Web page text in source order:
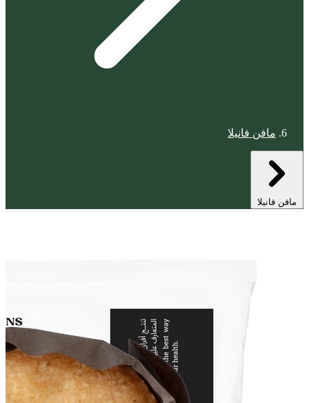
مافن فانيلا
مافن فانيلا